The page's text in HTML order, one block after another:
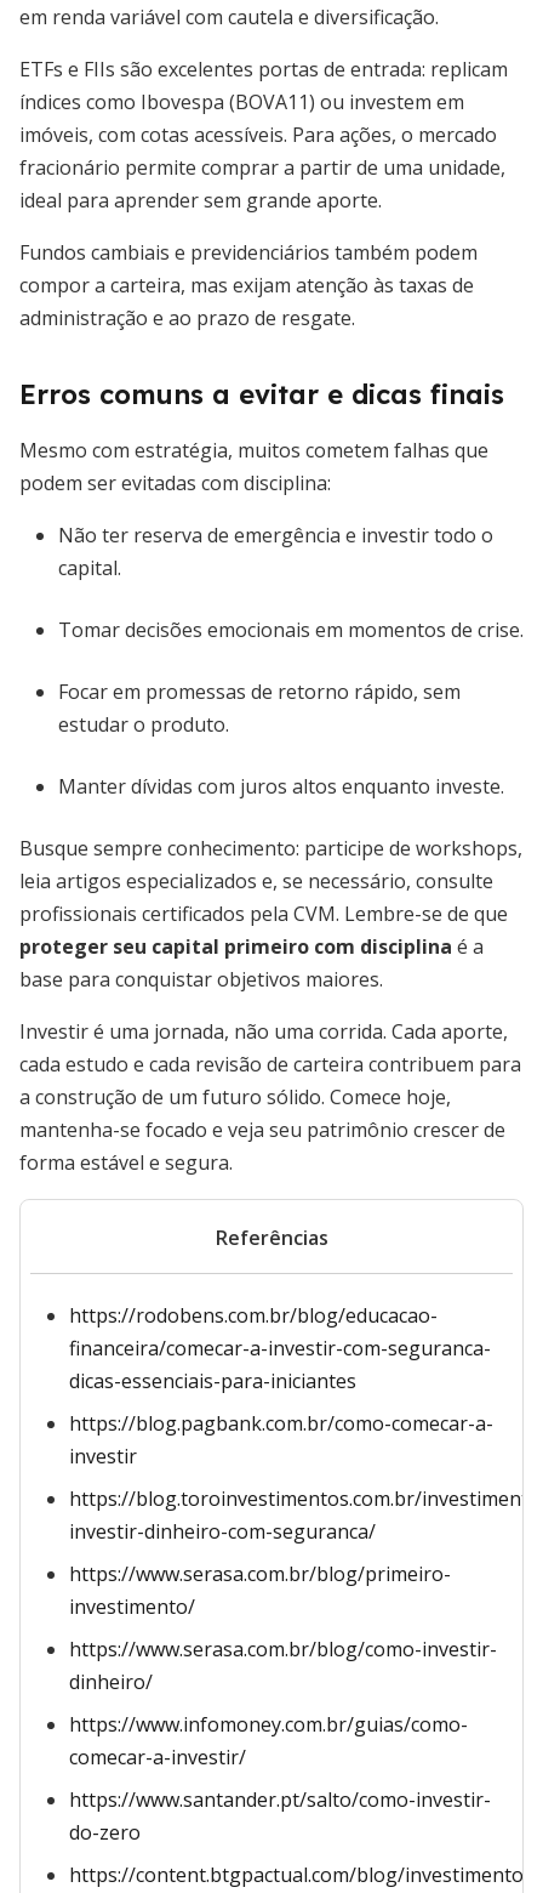
em renda variável com cautela e diversificação.
ETFs e FIIs são excelentes portas de entrada: replicam
índices como Ibovespa (BOVA11) ou investem em
imóveis, com cotas acessíveis. Para ações, o mercado
fracionário permite comprar a partir de uma unidade,
ideal para aprender sem grande aporte.
Fundos cambiais e previdenciários também podem
compor a carteira, mas exijam atenção às taxas de
administração e ao prazo de resgate.
Erros comuns a evitar e dicas finais
Mesmo com estratégia, muitos cometem falhas que
podem ser evitadas com disciplina:
Não ter reserva de emergência e investir todo o
capital.
Tomar decisões emocionais em momentos de crise.
Focar em promessas de retorno rápido, sem
estudar o produto.
Manter dívidas com juros altos enquanto investe.
Busque sempre conhecimento: participe de workshops,
leia artigos especializados e, se necessário, consulte
profissionais certificados pela CVM. Lembre-se de que
proteger seu capital primeiro com disciplina é a
base para conquistar objetivos maiores.
Investir é uma jornada, não uma corrida. Cada aporte,
cada estudo e cada revisão de carteira contribuem para
a construção de um futuro sólido. Comece hoje,
mantenha-se focado e veja seu patrimônio crescer de
forma estável e segura.
Referências
https://rodobens.com.br/blog/educacao-
financeira/comecar-a-investir-com-seguranca-
dicas-essenciais-para-iniciantes
https://blog.pagbank.com.br/como-comecar-a-
investir
https://blog.toroinvestimentos.com.br/
investir-dinheiro-com-seguranca/
https://www.serasa.com.br/blog/primeiro-
investimento/
https://www.serasa.com.br/blog/como-investir-
dinheiro/
https://www.infomoney.com.br/guias/como-
comecar-a-investir/
https://www.santander.pt/salto/como-investir-
do-zero
https://content.btgpactual.com/blog/